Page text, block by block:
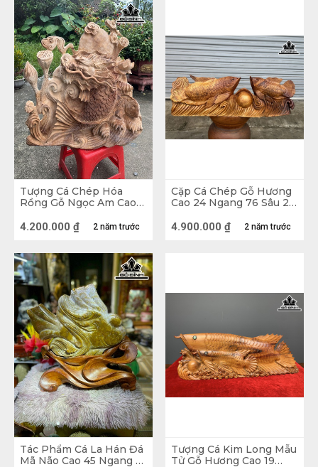
các bạn cũng đang quan tâm thì hãy cùng
chúng mình cùng nhau tìm hiểu về hình tượng
loài Cá trong phong thủy nhé!
Tượng Cá Xiêm Gỗ Trắc
Loài Cá và hình tượng con Cá trong văn hóa
Cá là những động vật sống dưới nước có dây
sống, phần lớn là ngoại nhiệt, có mang. Hiện
nay có khoảng 31.900 loài Cá khác nhau là
nhóm đa dạng nhất trong số các động vật có
dây sống. Nhờ vào sự biến nhiệt, thân nhiệt của
chúng biến đổi theo sự thay đổi nhiệt độ của môi
Tượng Cá Chép Hóa
Rồng Gỗ Ngọc Am Cao
2 năm trước
4.200.000 ₫
Cặp Cá Chép Gỗ Hương
Cao 24 Ngang 76 Sâu 22
2 năm trước
4.900.000 ₫
Tác Phẩm Cá La Hán Đá
Mã Não Cao 45 Ngang 41
Tượng Cá Kim Long Mẫu
Tử Gỗ Hương Cao 19